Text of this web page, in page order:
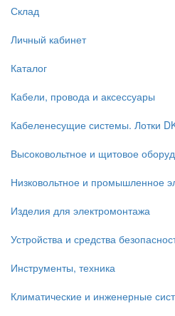
Склад
Личный кабинет
Каталог
Кабели, провода и аксессуары
Кабеленесущие системы. Лотки
Высоковольтное и щитовое
Низковольтное и промышленное
Изделия для электромонтажа
Устройства и средства
Инструменты, техника
Климатические и инженерные